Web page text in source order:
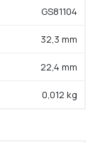
GS81104
32,3 mm
22,4 mm
0,012 kg